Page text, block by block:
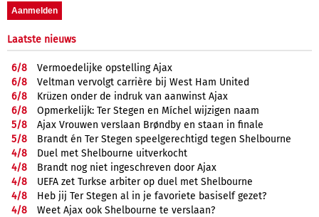
Laatste nieuws
6/8
Vermoedelijke opstelling Ajax
6/8
Veltman vervolgt carrière bij West Ham United
6/8
Krüzen onder de indruk van aanwinst Ajax
6/8
Opmerkelijk: Ter Stegen en Míchel wijzigen naam
5/8
Ajax Vrouwen verslaan Brøndby en staan in finale
5/8
Brandt én Ter Stegen speelgerechtigd tegen Shelbourne
4/8
Duel met Shelbourne uitverkocht
4/8
Brandt nog niet ingeschreven door Ajax
4/8
UEFA zet Turkse arbiter op duel met Shelbourne
4/8
Heb jij Ter Stegen al in je favoriete basiself gezet?
4/8
Weet Ajax ook Shelbourne te verslaan?